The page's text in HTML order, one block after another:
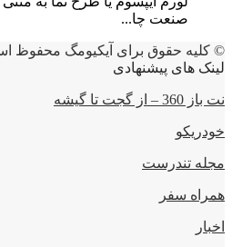
صنعت چا...
© کلیه حقوق برای آیکیومگ محفوظ
لینک های پیشنهادی
نت باز 360 – از گجت تا گیشه
خودریکو
مجله‌ تندرست
همراه سفر
اخبار